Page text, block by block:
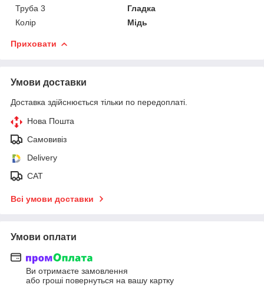
Труба 3
Гладка
Колір
Мідь
Приховати
Умови доставки
Доставка здійснюється тільки по передоплаті.
Нова Пошта
Самовивіз
Delivery
САТ
Всі умови доставки
Умови оплати
Ви отримаєте замовлення
або гроші повернуться на вашу картку